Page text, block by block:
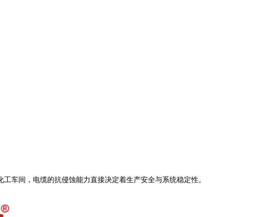
车间，电缆的抗侵蚀能力直接决定着生产安全与系统稳定性。